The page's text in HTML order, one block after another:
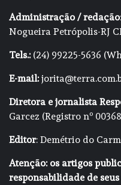
Administração / redação
Nogueira Petrópolis-RJ
Tels.:(24) 99225-5636
E-mail:
Diretora e jornalista
Garcez (Registro nº
Editor: Demétrio do
Atenção: os artigos
responsabilidade de